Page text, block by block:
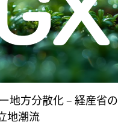
地方分散化 – 経産省の
地潮流